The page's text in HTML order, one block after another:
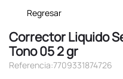
Regresar
Corrector Liquido
Tono 05 2 gr
Referencia:7709331874726
TÉRMINOS MÁS BUSCADOS
1.
hello kitty
2.
spiderman